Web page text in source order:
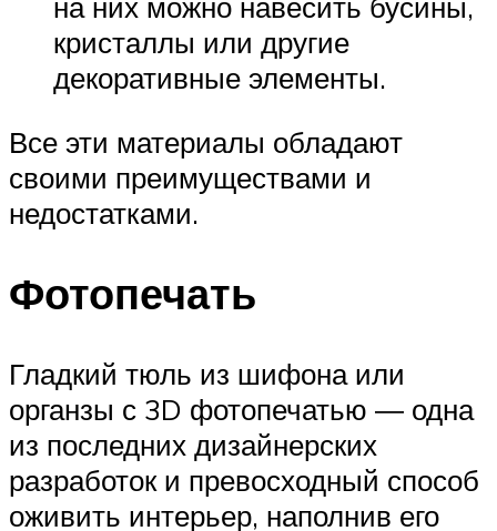
на них можно навесить бусины,
кристаллы или другие
декоративные элементы.
Все эти материалы обладают
своими преимуществами и
недостатками.
Фотопечать
Гладкий тюль из шифона или
органзы с 3D фотопечатью ― одна
из последних дизайнерских
разработок и превосходный способ
оживить интерьер, наполнив его